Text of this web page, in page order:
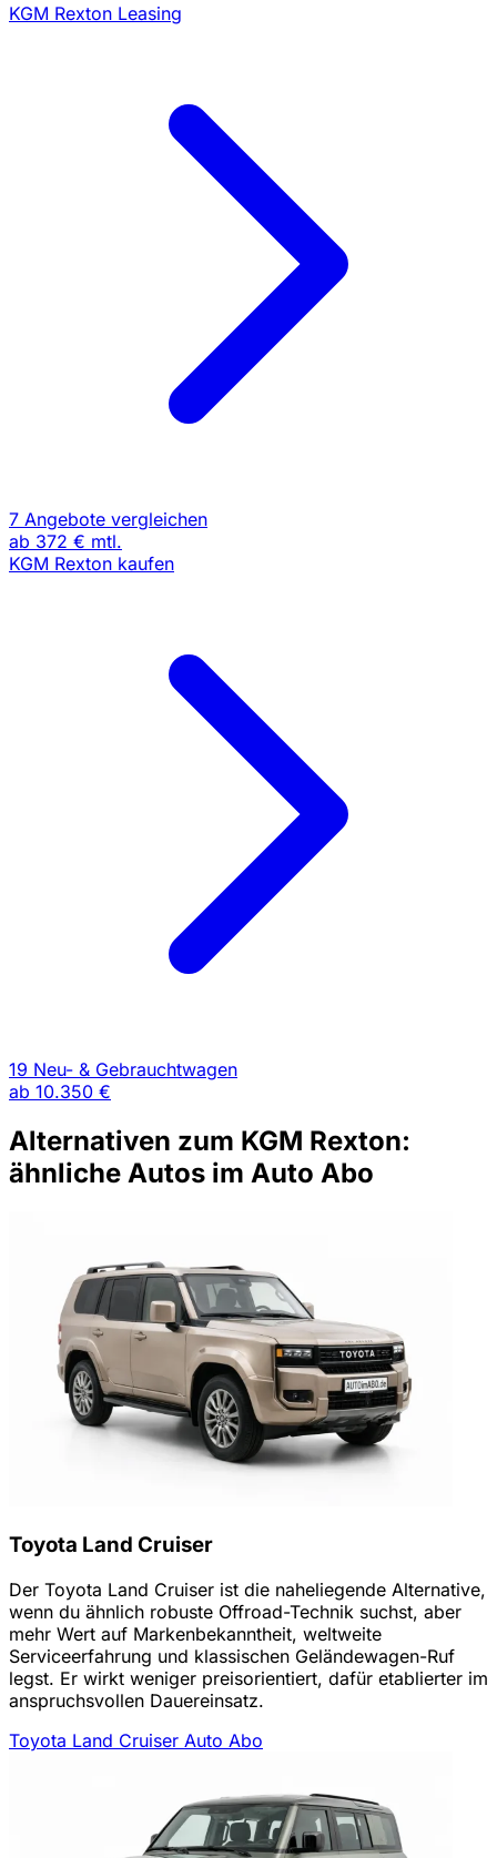
KGM Rexton Leasing
7 Angebote vergleichen
ab 372 € mtl.
KGM Rexton kaufen
19 Neu- & Gebrauchtwagen
ab 10.350 €
Alternativen zum KGM Rexton:
ähnliche Autos im Auto Abo
Toyota Land Cruiser
Der Toyota Land Cruiser ist die naheliegende Alternative,
wenn du ähnlich robuste Offroad-Technik suchst, aber
mehr Wert auf Markenbekanntheit, weltweite
Serviceerfahrung und klassischen Geländewagen-Ruf
legst. Er wirkt weniger preisorientiert, dafür etablierter im
anspruchsvollen Dauereinsatz.
Toyota Land Cruiser Auto Abo